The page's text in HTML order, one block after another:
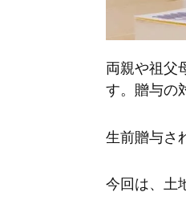
両親や祖父
す。贈与の
生前贈与さ
今回は、土